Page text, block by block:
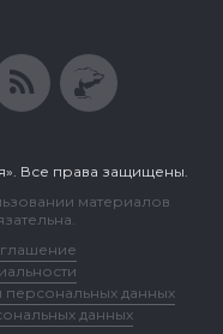
Все права защищены.
материалов
данных
данных